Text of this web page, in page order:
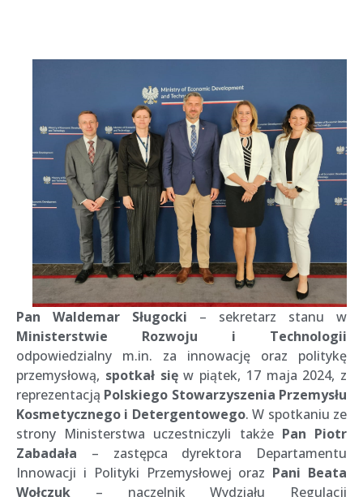
Pan Waldemar Sługocki – sekretarz stanu w
Ministerstwie Rozwoju i Technologii
odpowiedzialny m.in. za innowację oraz politykę
przemysłową, spotkał sięw piątek, 17 maja 2024, z
reprezentacją Polskiego Stowarzyszenia Przemysłu
Kosmetycznego i Detergentowego. W spotkaniu ze
strony Ministerstwa uczestniczyli także Pan Piotr
Zabadała – zastępca dyrektora Departamentu
Innowacji i Polityki Przemysłowej oraz Pani Beata
Wołczuk – naczelnik Wydziału Regulacji